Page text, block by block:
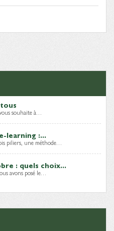
souhaite à…
learning :...
piliers, une méthode…
: quels choix...
avons posé le…